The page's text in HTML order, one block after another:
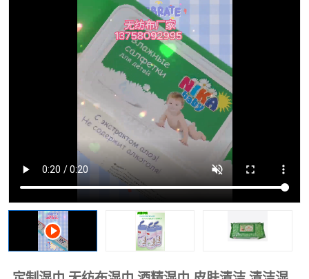
湿巾
棉柔巾水刺无纺布 印花压花复合布
地拖布
清洁抹布